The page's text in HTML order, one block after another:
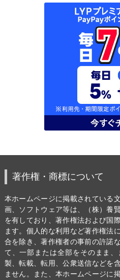
著作権・商標について
本ホームページに掲載されている
画、ソフトウェア等は、（株）養
を有しており、著作権法および国
ます。個人的な利用など著作権法
合を除き、著作権者の事前の許諾
て、一部または全部をそのまま
製、転載、転用、公衆送信などを
ません。また、本ホームページに